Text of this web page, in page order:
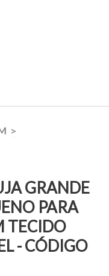
>
GRANDE
PARA
TECIDO
- CÓDIGO